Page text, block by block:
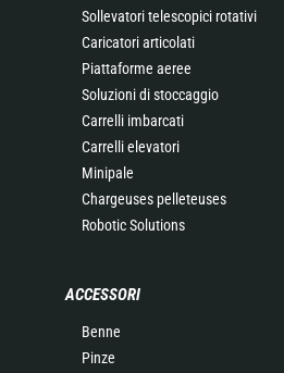
Sollevatori telescopici rotativi
Caricatori articolati
Piattaforme aeree
Soluzioni di stoccaggio
Carrelli imbarcati
Carrelli elevatori
Minipale
Chargeuses pelleteuses
Robotic Solutions
ACCESSORI
Benne
Pinze